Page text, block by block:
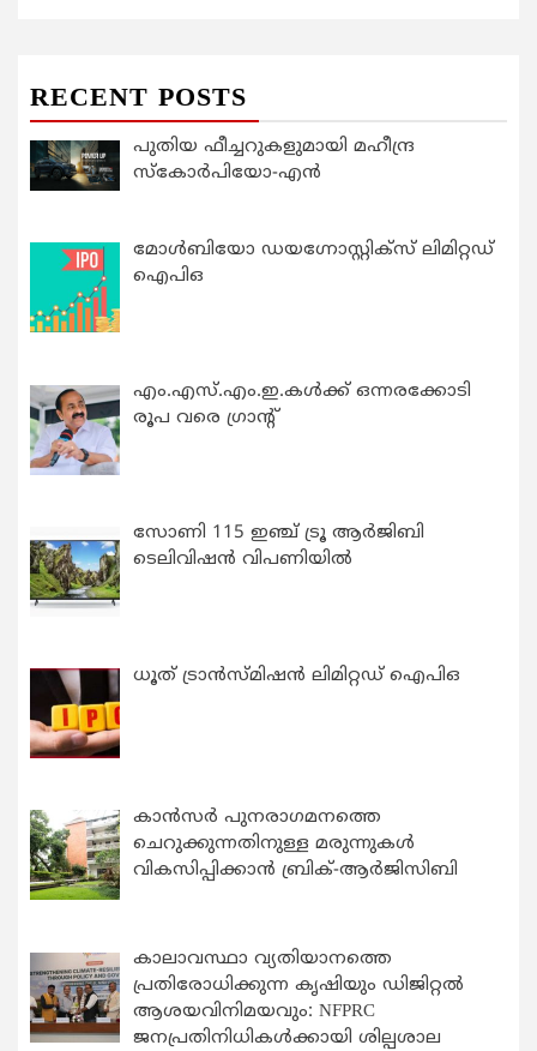
RECENT POSTS
പുതിയ ഫീച്ചറുകളുമായി മഹീന്ദ്ര
സ്കോർപിയോ-എൻ
മോൾബിയോ ഡയഗ്നോസ്റ്റിക്സ് ലിമിറ്റഡ്
ഐപിഒ
എം.എസ്.എം.ഇ.കൾക്ക് ഒന്നരക്കോടി
രൂപ വരെ ഗ്രാന്റ്
സോണി 115 ഇഞ്ച് ട്രൂ ആർജിബി
ടെലിവിഷൻ വിപണിയിൽ
ധൂത് ട്രാൻസ്മിഷൻ ലിമിറ്റഡ് ഐപിഒ
കാന്‍സര്‍ പുനരാഗമനത്തെ
ചെറുക്കുന്നതിനുള്ള മരുന്നുകള്‍
വികസിപ്പിക്കാന്‍ ബ്രിക്-ആര്‍ജിസിബി
കാലാവസ്ഥാ വ്യതിയാനത്തെ
പ്രതിരോധിക്കുന്ന കൃഷിയും ഡിജിറ്റൽ
ആശയവിനിമയവും: NFPRC
ജനപ്രതിനിധികൾക്കായി ശില്പശാല